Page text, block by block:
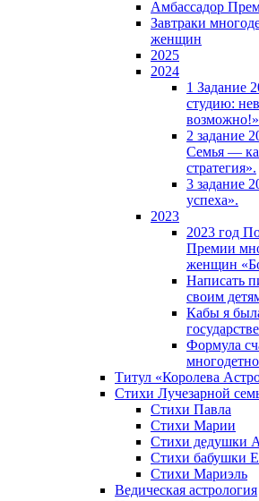
Амбассадор
Завтраки
женщин
2025
2024
1 Задание
студию:
возможно!»
2 задание
Семья —
стратегия».
3 задание
успеха».
2023
2023 год
Премии
женщин
Написать
своим
Кабы я
государстве
Формула
Титул «Королева
Стихи Лучезарной
Стихи Павла
Стихи Марии
Стихи дедушки
Стихи бабушки
Стихи Мариэль
Ведическая астрология